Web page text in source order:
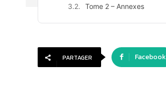
Tome 2 – Annexes
PARTAGER Facebook